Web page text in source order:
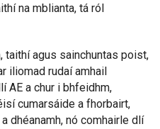
na mblianta, tá ról
taithí agus sainchuntas poist,
iliomad rudaí amhail
AE a chur i bhfeidhm,
cumarsáide a fhorbairt,
dhéanamh, nó comhairle dlí